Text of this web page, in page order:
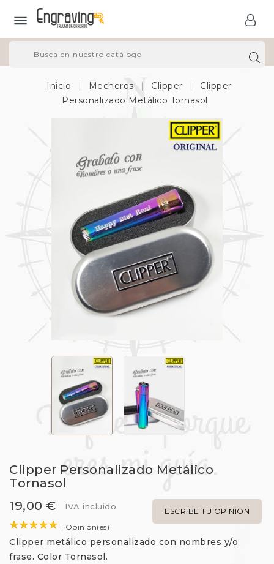

Inicio Mecheros Clipper
Clipper
Personalizado Metálico Tornasol
Clipper Personalizado Metálico
Tornasol
19,00 €
ESCRIBE TU OPINION
IVA incluido
1 Opinión(es)
Clipper metálico personalizado con nombres y/o
frase. Color Tornasol.